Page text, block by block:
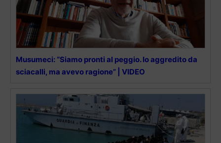
Musumeci: “Siamo pronti al peggio. Io aggredito da
sciacalli, ma avevo ragione” | VIDEO